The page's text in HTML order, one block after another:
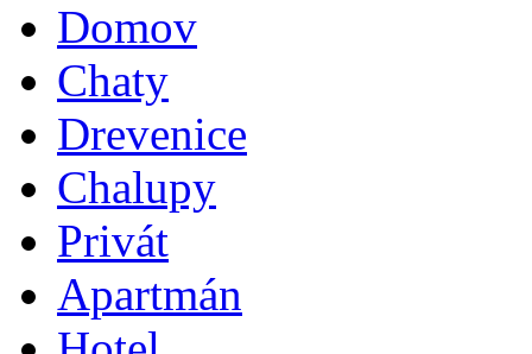
Domov
Chaty
Drevenice
Chalupy
Privát
Apartmán